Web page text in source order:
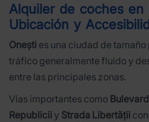
Alquiler de coches en
Ubicación y
Onești es una ciudad de
tráfico generalmente fluido y
entre las principales zonas.
Vías importantes como
Republicii y Strada Libertății